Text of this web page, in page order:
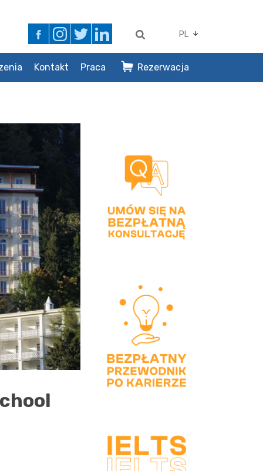
PL
Kontakt Praca Rezerwacja